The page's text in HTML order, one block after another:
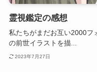
霊視鑑定の感想
私たちがまだお互い2000フ
の前世イラストを描...
2023年7月27日